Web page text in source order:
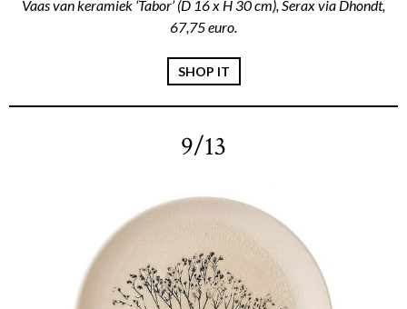
Vaas van keramiek ‘Tabor’ (D 16 x H 30 cm), Serax via Dhondt,
67,75 euro.
SHOP IT
9/13